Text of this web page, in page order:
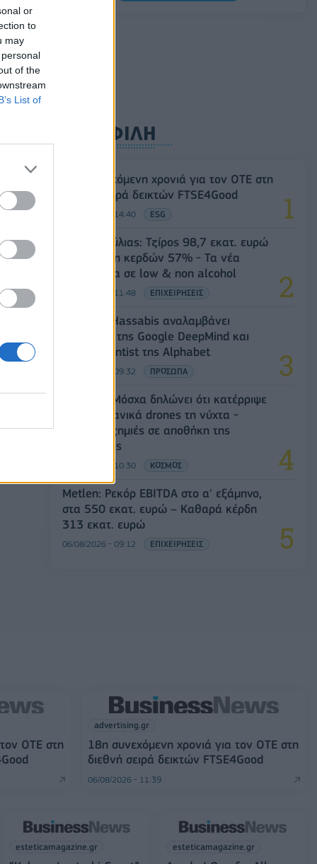
or
to
may
of the
List of
ΔΗΜΟΦΙΛΗ
18η συνεχόμενη χρονιά για τον ΟΤΕ στη
διεθνή σειρά δεικτών FTSE4Good
06/08/2026 - 14:40 ESG
Β.Σ. Καρούλιας: Τζίρος 98,7 εκατ. ευρώ
και αύξηση κερδών 57% - Τα νέα
στοιχήματα σε low & non alcohol
06/08/2026 - 11:48 ΕΠΙΧΕΙΡΗΣΕΙΣ
Ο Demis Hassabis αναλαμβάνει
Πρόεδρος της Google DeepMind και
Chief Scientist της Alphabet
06/08/2026 - 09:32 ΠΡΟΣΩΠΑ
Ρωσία: Η Μόσχα δηλώνει ότι κατέρριψε
605 ουκρανικά drones τη νύχτα -
Ελαφρές ζημιές σε αποθήκη της
Wildberries
06/08/2026 - 10:30 ΚΟΣΜΟΣ
Metlen: Ρεκόρ EBITDA στο α' εξάμηνο,
στα 550 εκατ. ευρώ – Καθαρά κέρδη
313 εκατ. ευρώ
06/08/2026 - 09:12 ΕΠΙΧΕΙΡΗΣΕΙΣ
ΟΤΕ στη
advertising.gr
18η συνεχόμενη χρονιά για τον ΟΤΕ στη
διεθνή σειρά δεικτών FTSE4Good
06/08/2026 - 11:39
esteticamagazine.gr esteticamagazine.gr